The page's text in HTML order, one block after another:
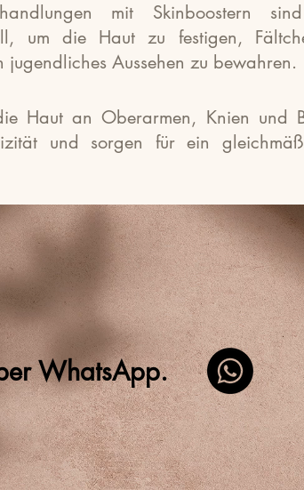
mit Skinboostern
um die Haut zu festigen,
jugendliches Aussehen zu bewahren.
Haut an Oberarmen, Knien und
und sorgen für ein
WhatsApp.